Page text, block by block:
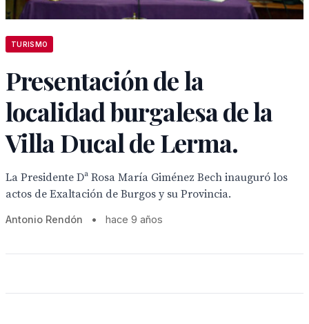
TURISMO
Presentación de la
localidad burgalesa de la
Villa Ducal de Lerma.
La Presidente Dª Rosa María Giménez Bech inauguró los
actos de Exaltación de Burgos y su Provincia.
Antonio Rendón • hace 9 años